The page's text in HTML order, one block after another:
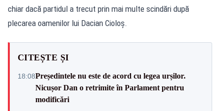
chiar dacă partidul a trecut prin mai multe scindări după
plecarea oamenilor lui Dacian Cioloș.
CITEȘTE ȘI
18:08Președintele nu este de acord cu legea urșilor.
Nicușor Dan o retrimite în Parlament pentru
modificări